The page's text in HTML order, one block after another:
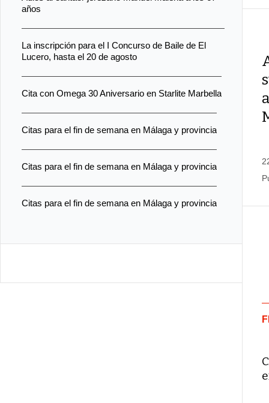
años
La inscripción para el I Concurso de Baile de El
Lucero, hasta el 20 de agosto
Cita con Omega 30 Aniversario en Starlite Marbella
Citas para el fin de semana en Málaga y provincia
Citas para el fin de semana en Málaga y provincia
Citas para el fin de semana en Málaga y provincia